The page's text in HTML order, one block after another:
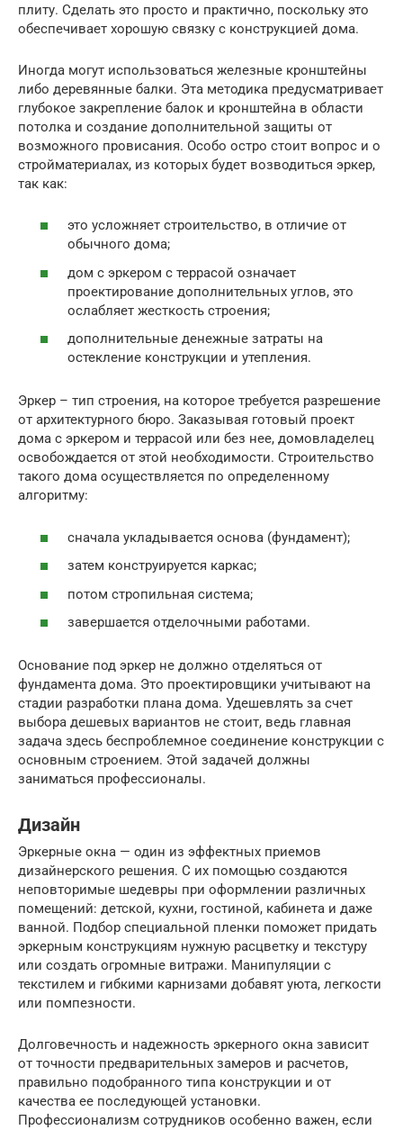
плиту. Сделать это просто и практично, поскольку это
обеспечивает хорошую связку с конструкцией дома.
Иногда могут использоваться железные кронштейны
либо деревянные балки. Эта методика предусматривает
глубокое закрепление балок и кронштейна в области
потолка и создание дополнительной защиты от
возможного провисания. Особо остро стоит вопрос и о
стройматериалах, из которых будет возводиться эркер,
так как:
это усложняет строительство, в отличие от
обычного дома;
дом с эркером с террасой означает
проектирование дополнительных углов, это
ослабляет жесткость строения;
дополнительные денежные затраты на
остекление конструкции и утепления.
Эркер – тип строения, на которое требуется разрешение
от архитектурного бюро. Заказывая готовый проект
дома с эркером и террасой или без нее, домовладелец
освобождается от этой необходимости. Строительство
такого дома осуществляется по определенному
алгоритму:
сначала укладывается основа (фундамент);
затем конструируется каркас;
потом стропильная система;
завершается отделочными работами.
Основание под эркер не должно отделяться от
фундамента дома. Это проектировщики учитывают на
стадии разработки плана дома. Удешевлять за счет
выбора дешевых вариантов не стоит, ведь главная
задача здесь беспроблемное соединение конструкции с
основным строением. Этой задачей должны
заниматься профессионалы.
Дизайн
Эркерные окна — один из эффектных приемов
дизайнерского решения. С их помощью создаются
неповторимые шедевры при оформлении различных
помещений: детской, кухни, гостиной, кабинета и даже
ванной. Подбор специальной пленки поможет придать
эркерным конструкциям нужную расцветку и текстуру
или создать огромные витражи. Манипуляции с
текстилем и гибкими карнизами добавят уюта, легкости
или помпезности.
Долговечность и надежность эркерного окна зависит
от точности предварительных замеров и расчетов,
правильно подобранного типа конструкции и от
качества ее последующей установки.
Профессионализм сотрудников особенно важен, если